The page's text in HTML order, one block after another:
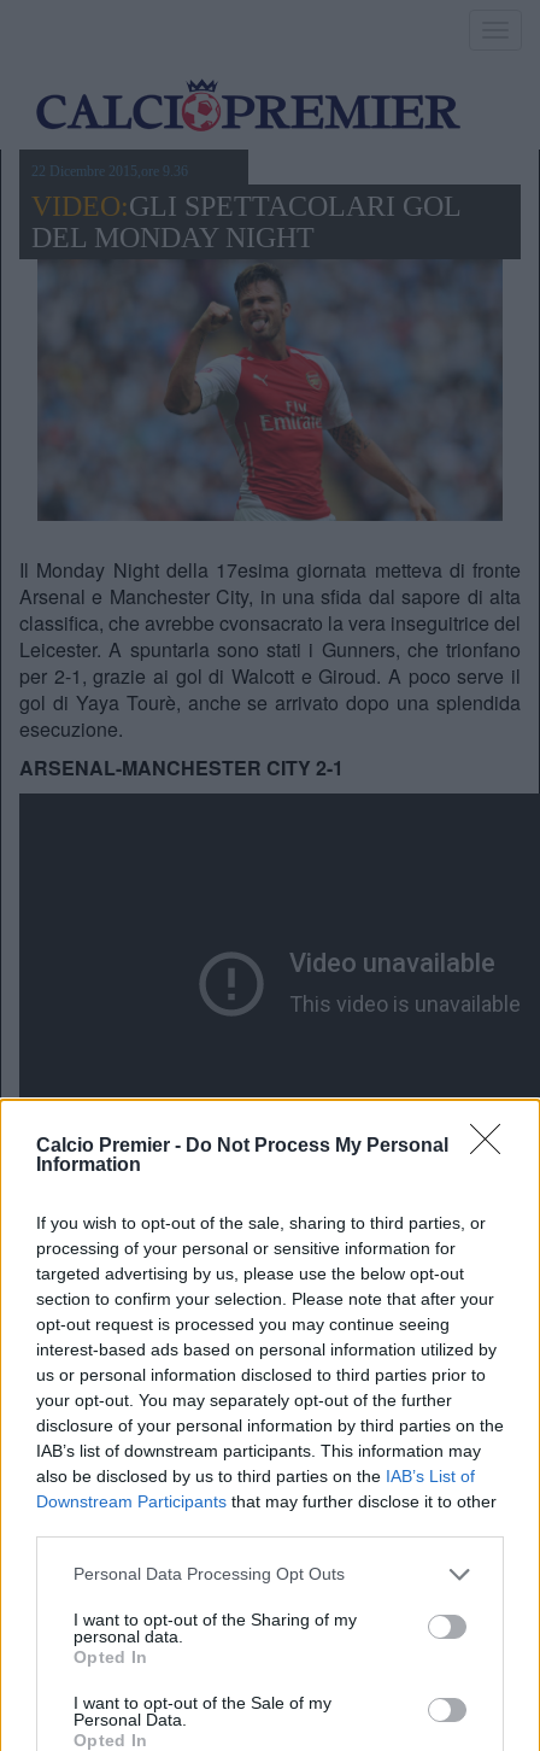
Calcio Premier - Do Not Process My Personal
Information
If you wish to opt-out of the sale, sharing to third parties, or
processing of your personal or sensitive information for
targeted advertising by us, please use the below opt-out
section to confirm your selection. Please note that after your
opt-out request is processed you may continue seeing
interest-based ads based on personal information utilized by
us or personal information disclosed to third parties prior to
your opt-out. You may separately opt-out of the further
disclosure of your personal information by third parties on the
IAB’s list of downstream participants. This information may
also be disclosed by us to third parties on the IAB’s List of
Downstream Participants that may further disclose it to other
Personal Data Processing Opt Outs
I want to opt-out of the Sharing of my
personal data.
Opted In
I want to opt-out of the Sale of my
Personal Data.
Opted In
22 Dicembre 2015,ore 9.36
VIDEO:GLI SPETTACOLARI GOL
DEL MONDAY NIGHT
Il Monday Night della 17esima giornata metteva di fronte
Arsenal e Manchester City, in una sfida dal sapore di alta
classifica, che avrebbe cvonsacrato la vera inseguitrice del
Leicester. A spuntarla sono stati i Gunners, che trionfano
per 2-1, grazie ai gol di Walcott e Giroud. A poco serve il
gol di Yaya Tourè, anche se arrivato dopo una splendida
esecuzione.
ARSENAL-MANCHESTER CITY 2-1
Twitter @Calciopremier
Anno di Fondazione:1886 come Dial Square
Stadio:Emirates Stadium (60.338)
Manager:Mikel Arteta
ALBO D'ORO
Premier League:13
FA Cup:
League Cup:2
FA Community Shield: